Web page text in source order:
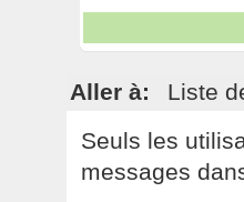
Aller à: Liste
Seuls les
messages